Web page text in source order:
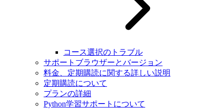
コース選択のトラブル
サポートブラウザーとバージョン
料金、定期購読に関する詳しい説明
定期購読について
プランの詳細
Python学習サポートについて